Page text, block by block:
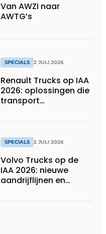
Van AWZI naar
AWTG’s
SPECIALS 2 JULI 2026
Renault Trucks op IAA
2026: oplossingen die
transport
SPECIALS 2 JULI 2026
Volvo Trucks op de
IAA 2026: nieuwe
aandrijflijnen en